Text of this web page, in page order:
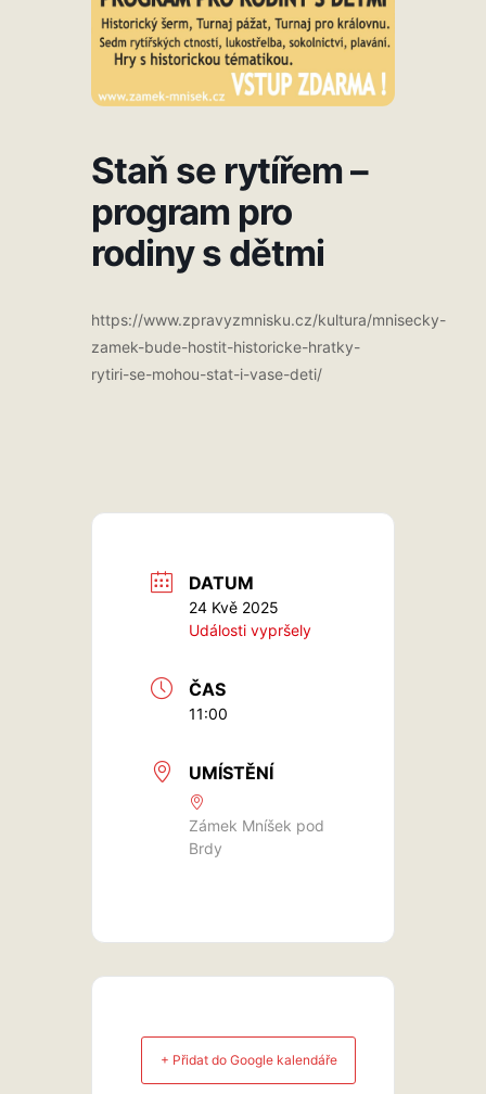
Staň se rytířem –
program pro
rodiny s dětmi
https://www.zpravyzmnisku.cz/kultura/mnisecky-
zamek-bude-hostit-historicke-hratky-
rytiri-se-mohou-stat-i-vase-deti/
DATUM
24 Kvě 2025
Události vypršely
ČAS
11:00
UMÍSTĚNÍ
Zámek Mníšek pod
Brdy
+ Přidat do Google kalendáře